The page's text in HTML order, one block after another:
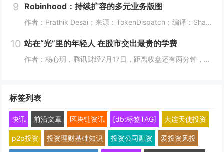
9 Robinhood：持续扩容的多元业务版图
作者：Prathik Desai；来源：TokenDispatch；编译：Shaw，喜来顺财经几周前，我将Robinhood称作一站式金融超市，原因是它能够在同一平台满足美国人的各类金融需求。在之前的文章中，我写道：即便Robinhood新...
10 站在“光”里的年轻人 在股市交出最贵的学费
作者：杨心玥，腾讯财经7月17日，距离收盘还有两分钟，陈娅躲进了公司的厕所。她把隔间门锁上，盯着手机里一片刺眼的绿色。她咬了咬牙，把账户里“财通四子”、通信ETF全部卖掉。当时，这些基金盘中模拟净值跌幅都接近10%。陈娅是近期重仓光模块的年...
标签列表
快讯 前沿文章 区块链资讯 [db:标签TAG] 大连天使投资
p2p投资 投资理财基础知识 投资公司融资 爱投资风投